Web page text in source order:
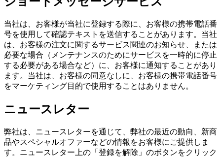
当社は、お客様が当社に登録する際に、お客様の携帯電話番
号を使用して確認テキストを送信することがあります。当社
は、お客様の注文に関するサービス関連のお知らせ、または
必要な場合（メンテナンスのためにサービスを一時的に停止
する必要がある場合など）に、お客様に通知することがあり
ます。当社は、お客様の同意なしに、お客様の携帯電話番号
をマーケティング目的で使用することはありません。
ニュースレター
弊社は、ニュースレターを通じて、弊社の最近の動向、新商
品やスペシャルオファーなどの情報をお客様にご提供しま
す。ニュースレター上の「登録を解除」のボタンをクリック